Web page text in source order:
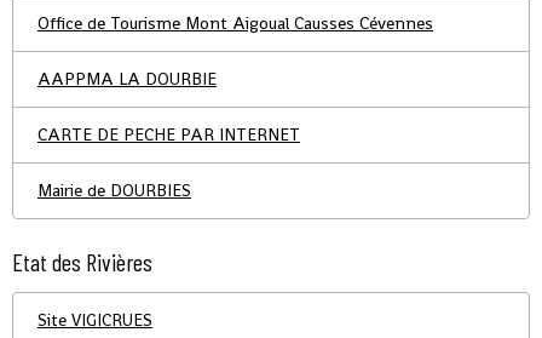
Office de Tourisme Mont Aigoual Causses Cévennes
AAPPMA LA DOURBIE
CARTE DE PECHE PAR INTERNET
Mairie de DOURBIES
Etat des Rivières
Site VIGICRUES